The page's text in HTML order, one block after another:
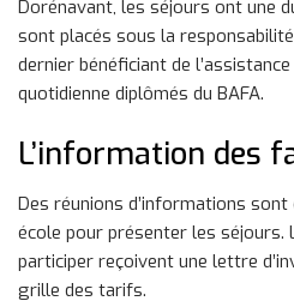
Dorénavant, les séjours ont une
sont placés sous la
dernier bénéficiant de
quotidienne diplômés du BAFA.
L’information des
Des réunions d’informations
école pour présenter les séjours.
participer reçoivent une lettre
grille des tarifs.